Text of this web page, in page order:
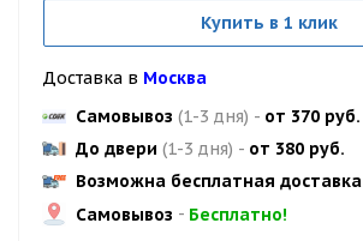
Купить в 1 клик
Доставка в Москва
Самовывоз (1-3 дня) - от 370 руб.
До двери (1-3 дня) - от 380 руб.
Возможна бесплатная доставка
Самовывоз - Бесплатно!